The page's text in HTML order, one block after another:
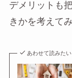
デメリットも
きかを考えて
あわせて読みたい